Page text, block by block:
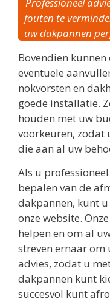
Professioneel
fouten te
uw dakpannen
Bovendien
eventuele
nokvorsten en
goede installatie.
houden met uw
voorkeuren, zodat
die aan al uw
Als u
bepalen van de
dakpannen, kunt
onze website.
helpen en om al
streven ernaar om
advies, zodat u
dakpannen kunt
succesvol kunt